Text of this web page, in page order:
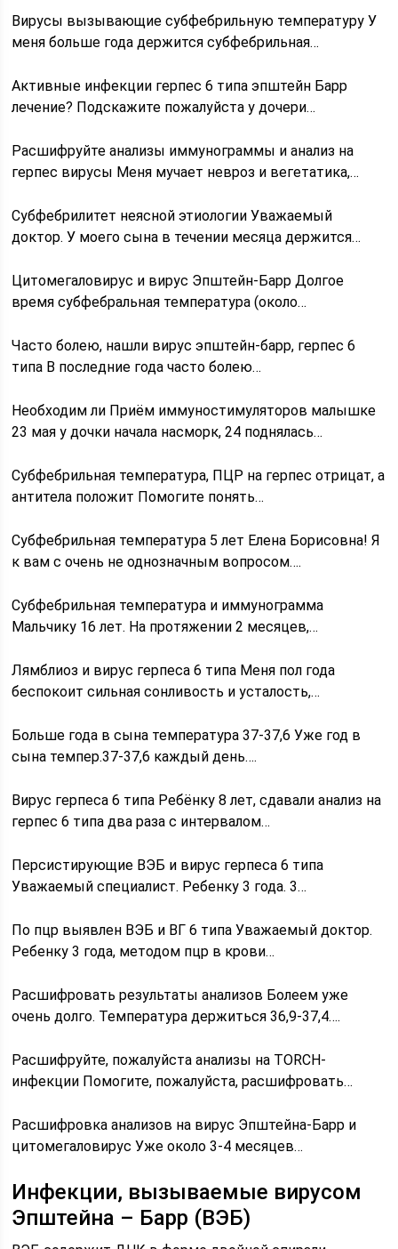
Вирусы вызывающие субфебрильную температуру У
меня больше года держится субфебрильная…
Активные инфекции герпес 6 типа эпштейн Барр
лечение? Подскажите пожалуйста у дочери…
Расшифруйте анализы иммунограммы и анализ на
герпес вирусы Меня мучает невроз и вегетатика,…
Субфебрилитет неясной этиологии Уважаемый
доктор. У моего сына в течении месяца держится…
Цитомегаловирус и вирус Эпштейн-Барр Долгое
время субфебральная температура (около…
Часто болею, нашли вирус эпштейн-барр, герпес 6
типа В последние года часто болею…
Необходим ли Приём иммуностимуляторов малышке
23 мая у дочки начала насморк, 24 поднялась…
Субфебрильная температура, ПЦР на герпес отрицат, а
антитела положит Помогите понять…
Субфебрильная температура 5 лет Елена Борисовна! Я
к вам с очень не однозначным вопросом….
Субфебрильная температура и иммунограмма
Мальчику 16 лет. На протяжении 2 месяцев,…
Лямблиоз и вирус герпеса 6 типа Меня пол года
беспокоит сильная сонливость и усталость,…
Больше года в сына температура 37-37,6 Уже год в
сына темпер.37-37,6 каждый день….
Вирус герпеса 6 типа Ребёнку 8 лет, сдавали анализ на
герпес 6 типа два раза с интервалом…
Персистирующие ВЭБ и вирус герпеса 6 типа
Уважаемый специалист. Ребенку 3 года. 3…
По пцр выявлен ВЭБ и ВГ 6 типа Уважаемый доктор.
Ребенку 3 года, методом пцр в крови…
Расшифровать результаты анализов Болеем уже
очень долго. Температура держиться 36,9-37,4….
Расшифруйте, пожалуйста анализы на TORCH-
инфекции Помогите, пожалуйста, расшифровать…
Расшифровка анализов на вирус Эпштейна-Барр и
цитомегаловирус Уже около 3-4 месяцев…
Инфекции, вызываемые вирусом
Эпштейна – Барр (ВЭБ)